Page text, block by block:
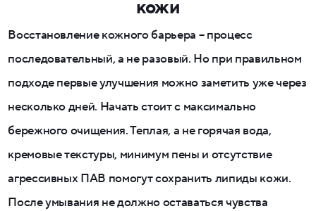
кожи
Восстановление кожного барьера – процесс
последовательный, а не разовый. Но при правильном
подходе первые улучшения можно заметить уже через
несколько дней. Начать стоит с максимально
бережного очищения. Теплая, а не горячая вода,
кремовые текстуры, минимум пены и отсутствие
агрессивных ПАВ помогут сохранить липиды кожи.
После умывания не должно оставаться чувства